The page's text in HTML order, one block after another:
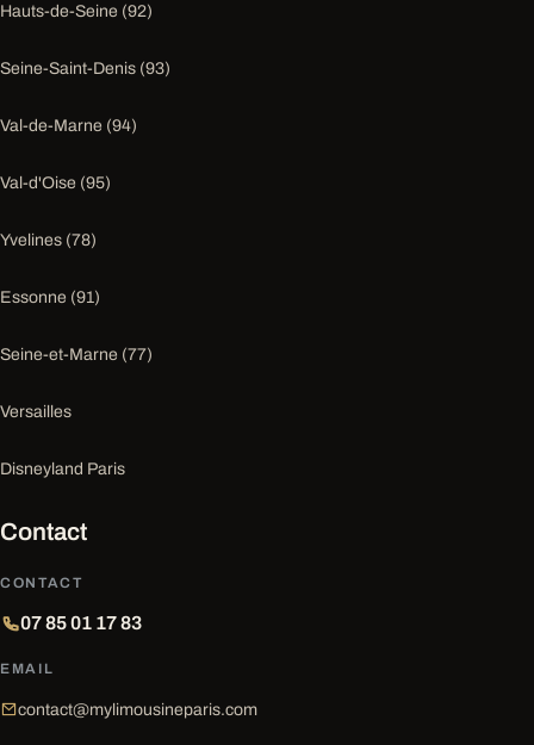
Hauts-de-Seine (92)
Seine-Saint-Denis (93)
Val-de-Marne (94)
Val-d'Oise (95)
Yvelines (78)
Essonne (91)
Seine-et-Marne (77)
Versailles
Disneyland Paris
Contact
CONTACT
07 85 01 17 83
EMAIL
contact@mylimousineparis.com